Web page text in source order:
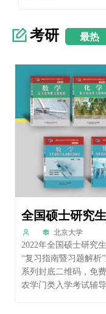
考研 最热
北京大学
2022年全国硕士研究
“复习指南暨习题解析
系列封底二维码，免
农学门类入学考试辅